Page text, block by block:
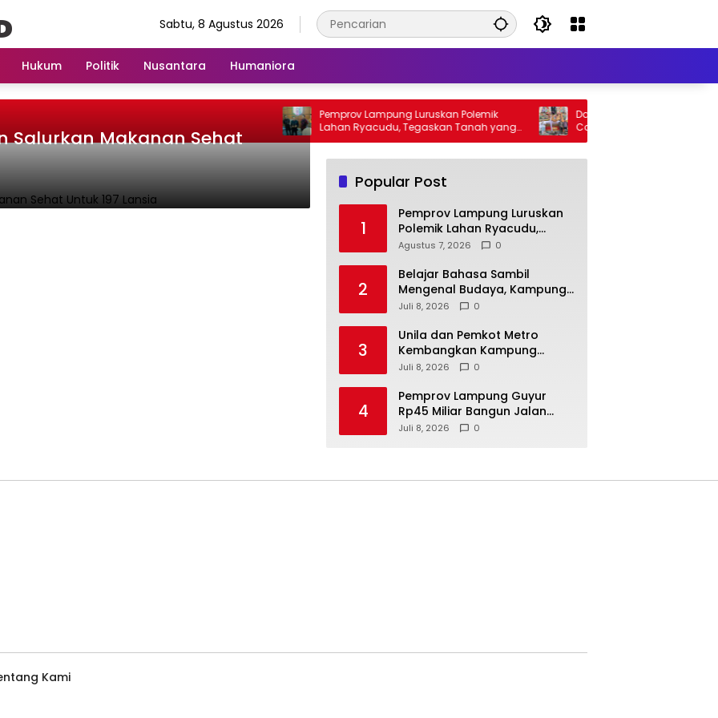
Sabtu, 8 Agustus 2026
Hukum Politik Nusantara Humaniora
Pemprov Lampung Luruskan Polemik
Lahan Ryacudu, Tegaskan Tanah yang
Dipersoalkan Bukan Aset Provinsi
Dari Bade 24 Meter, Bupati Egi
Canangkan Masa Depan
sebagai Ikon Wisata Budaya
Salurkan Makanan Sehat
Popular Post
1
Pemprov Lampung Luruskan
Polemik Lahan Ryacudu,
Tegaskan Tanah yang
Provinsi
Agustus 7, 2026 0
2
Belajar Bahasa Sambil
Mengenal Budaya, Kampung
Prancis Metro Diminati
Juli 8, 2026 0
3
Unila dan Pemkot Metro
Kembangkan Kampung
Prancis, Perkuat SDM
Juli 8, 2026 0
4
Pemprov Lampung Guyur
Rp45 Miliar Bangun Jalan
Bandar Negeri Suoh
Juli 8, 2026 0
Kami